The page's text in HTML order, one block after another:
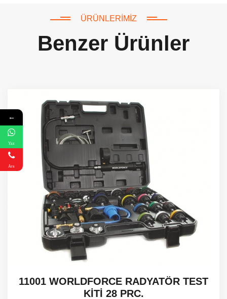
ÜRÜNLERIMIZ
Benzer Ürünler
11001 WORLDFORCE RADYATÖR TEST
KİTİ 28 PRC.
←
Yaz
Ara